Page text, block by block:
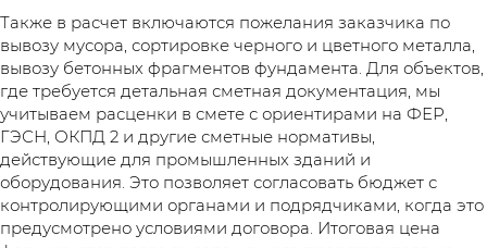
Также в расчет включаются пожелания заказчика по
вывозу мусора, сортировке черного и цветного металла,
вывозу бетонных фрагментов фундамента. Для объектов,
где требуется детальная сметная документация, мы
учитываем расценки в смете с ориентирами на ФЕР,
ГЭСН, ОКПД 2 и другие сметные нормативы,
действующие для промышленных зданий и
оборудования. Это позволяет согласовать бюджет с
контролирующими органами и подрядчиками, когда это
предусмотрено условиями договора. Итоговая цена